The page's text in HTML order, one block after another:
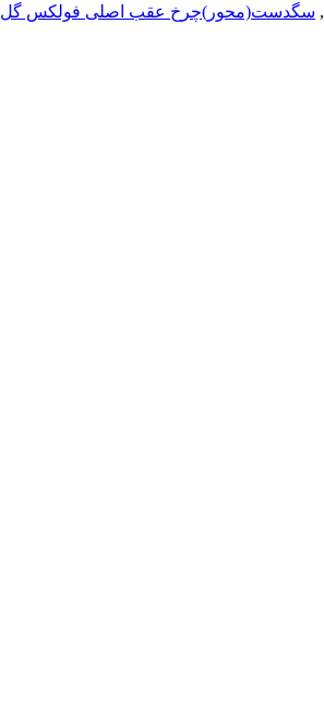
, سگدست(محور)چرخ عقب اصلی فولکس گل